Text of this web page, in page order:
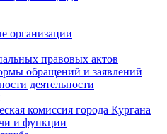
организации
правовых актов
обращений и заявлений
деятельности
комиссия города Кургана
и функции